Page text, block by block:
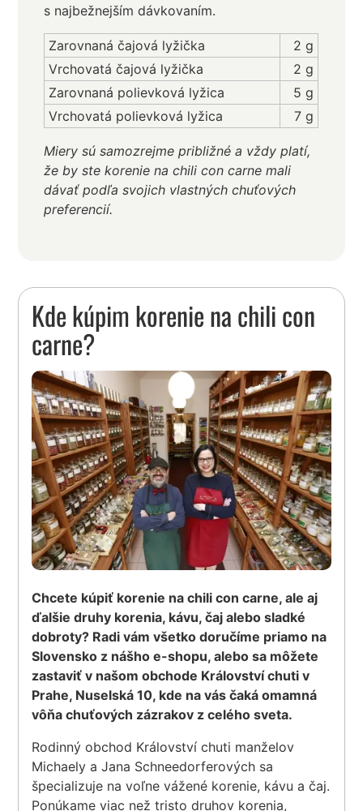
s najbežnejším dávkovaním.
Zarovnaná čajová lyžička
2 g
Vrchovatá čajová lyžička
2 g
Zarovnaná polievková lyžica
5 g
Vrchovatá polievková lyžica
7 g
Miery sú samozrejme približné a vždy platí,
že by ste korenie na chili con carne mali
dávať podľa svojich vlastných chuťových
preferencií.
Kde kúpim korenie na chili con
carne?
Chcete kúpiť korenie na chili con carne, ale aj
ďalšie druhy korenia, kávu, čaj alebo sladké
dobroty? Radi vám všetko doručíme priamo na
Slovensko z nášho e-shopu, alebo sa môžete
zastaviť v našom obchode Království chuti v
Prahe, Nuselská 10, kde na vás čaká omamná
vôňa chuťových zázrakov z celého sveta.
Rodinný obchod Království chuti manželov
Michaely a Jana Schneedorferových sa
špecializuje na voľne vážené korenie, kávu a čaj.
Ponúkame viac než tristo druhov korenia,